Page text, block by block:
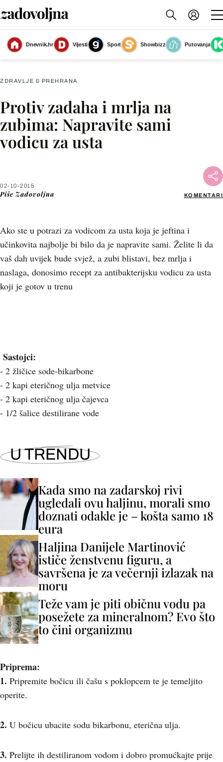
Dnevnik.hr Vijesti Sport Showbizz
Putovanja
Slika nije dostupna
ZDRAVLJE & PREHRANA
Protiv zadaha i mrlja na
zubima: Napravite sami
vodicu za usta
02-10-2015
Piše Zadovoljna KOMENTARI
Ako ste u potrazi za vodicom za usta koja je jeftina i
učinkovita najbolje bi bilo da je napravite sami. Želite li da
vaš dah uvijek bude svjež, a zubi blistavi, bez mrlja i
naslaga, donosimo recept za antibakterijsku vodicu za usta
koji je gotov u trenu
Facebook
X
Sastojci:
- 2 žličice sode-bikarbone
- 2 kapi eteričnog ulja metvice
- 2 kapi eteričnog ulja čajevca
- 1/2 šalice destilirane vode
U TRENDU
Kada smo na zadarskoj rivi
ugledali ovu haljinu, morali smo
doznati odakle je – košta samo 18
eura
Haljina Danijele Martinović
ističe ženstvenu figuru, a
savršena je za večernji izlazak na
moru
Teže vam je piti običnu vodu pa
posežete za mineralnom? Evo što
to čini organizmu
Priprema:
1. Pripremite bočicu ili čašu s poklopcem te je temeljito
operite.
2. U bočicu ubacite sodu bikarbonu, eterična ulja.
3. Prelijte ih destiliranom vodom i dobro promućkajte prije